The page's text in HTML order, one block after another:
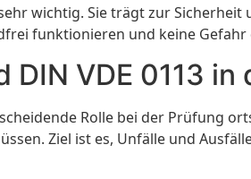
wichtig. Sie trägt zur
funktionieren und keine
DIN VDE 0113
Rolle bei der Prüfung
Ziel ist es, Unfälle und